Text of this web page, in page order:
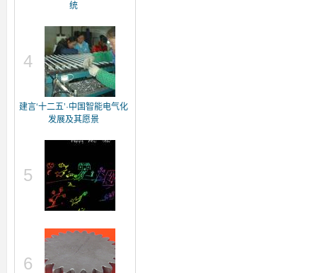
统
4
建言‘十二五’·中国智能电气化
发展及其愿景
5
6